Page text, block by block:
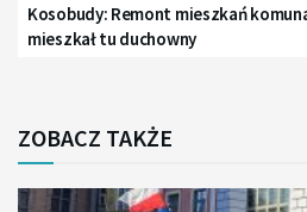
Kosobudy: Remont mieszkań
mieszkał tu duchowny
ZOBACZ TAKŻE